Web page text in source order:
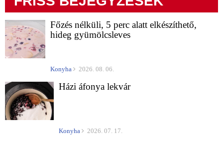
Főzés nélküli, 5 perc alatt elkészíthető,
hideg gyümölcsleves
Konyha 2026. 08. 06.
Házi áfonya lekvár
Konyha 2026. 07. 17.